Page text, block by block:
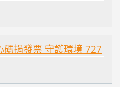
碼捐發票 守護環境 727